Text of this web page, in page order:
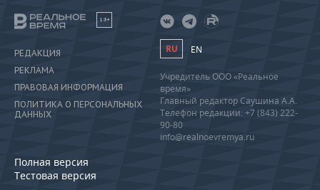
18+
РЕДАКЦИЯ
РЕКЛАМА
ПРАВОВАЯ ИНФОРМАЦИЯ
ПОЛИТИКА О ПЕРСОНАЛЬНЫХ
ДАННЫХ
Полная версия
Тестовая версия
RU EN
Учредитель ООО «Реальное
время»
Главный редактор Саушина А.А.
Телефон редакции: +7 (843) 222-
90-80
info@realnoevremya.ru